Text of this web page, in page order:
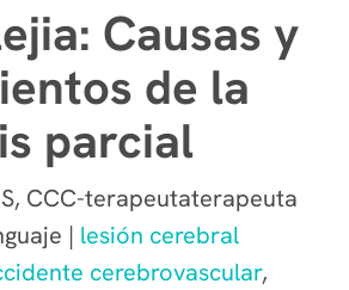
Causas y
de la
parcial
CCC-terapeutaterapeuta
| lesión cerebral
cerebrovascular,